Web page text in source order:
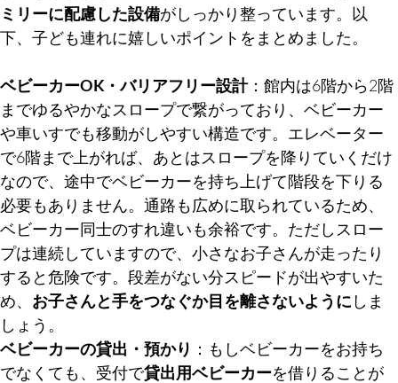
ミリーに配慮した設備がしっかり整っています。以
下、子ども連れに嬉しいポイントをまとめました。
ベビーカーOK・バリアフリー設計：館内は6階から2階
までゆるやかなスロープで繋がっており、ベビーカー
や車いすでも移動がしやすい構造です。エレベーター
で6階まで上がれば、あとはスロープを降りていくだけ
なので、途中でベビーカーを持ち上げて階段を下りる
必要もありません。通路も広めに取られているため、
ベビーカー同士のすれ違いも余裕です。ただしスロー
プは連続していますので、小さなお子さんが走ったり
すると危険です。段差がない分スピードが出やすいた
め、 お子さんと手をつなぐか目を離さないように しま
しょう。
ベビーカーの貸出・預かり
：もしベビーカーをお持ち
でなくても、受付で貸出用ベビーカーを借りることが